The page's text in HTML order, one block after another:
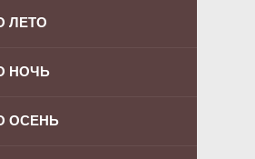
ЛЕТО
НОЧЬ
ОСЕНЬ